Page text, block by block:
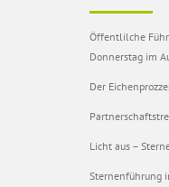
Öffentlilche
Donnerstag im
Der
Licht aus –
Sternenführung